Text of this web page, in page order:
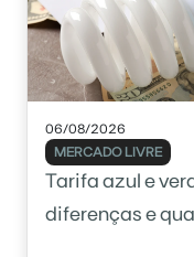
06/08/2026
MERCADO LIVRE
Tarifa azul e
diferenças e